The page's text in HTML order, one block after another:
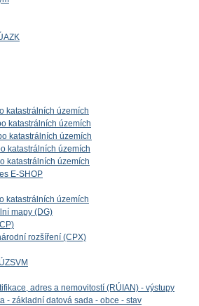
katastrálních územích
katastrálních územích
katastrálních územích
katastrálních územích
katastrálních územích
E-SHOP
katastrálních územích
mapy (DG)
rozšíření (CPX)
adres a nemovitostí (RÚIAN) - výstupy
- základní datová sada - obce - stav